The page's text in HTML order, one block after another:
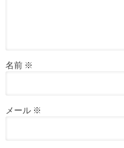
名前 ※
メール ※